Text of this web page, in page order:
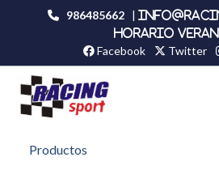
986485662 |
HORARIO
Facebook Twitter
Productos